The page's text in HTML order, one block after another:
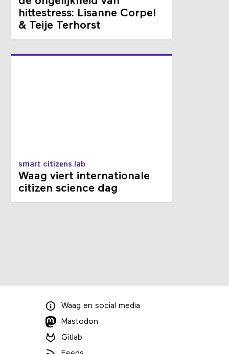
hittestress: Lisanne Corpel
& Teije Terhorst
smart citizens lab
Waag viert internationale
citizen science dag
Waag en social media
Mastodon
Gitlab